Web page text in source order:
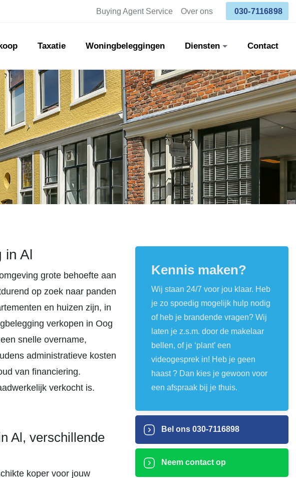
Buying Agent Service Over ons 030-7116898
Taxatie Woningbeleggingen Diensten Contact
in Al
grote behoefte aan
op zoek naar panden
en huizen zijn, in
verkopen in Oog
snelle overname,
administratieve kosten
van financiering.
verkocht is.
Al, verschillende
koper voor jouw
Kennis maken?
Wij staan 24/7 voor jou klaar. Heb
je zo spoedig mogelijk hulp nodig
of heb je brandende vragen? Wij
laten je z.s.m. door de makelaar
bellen, of je ‘plant’ een
videogesprek in! Heb je geen
haast ? Dan kies je gewoon voor
een afspraak bij je thuis.
Bel ons 030-7116898
Neem contact op